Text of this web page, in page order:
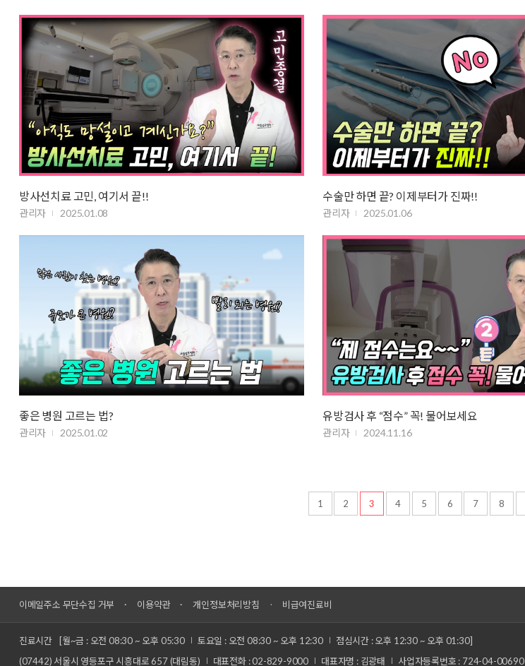
방사선치료 고민, 여기서 끝!!
관리자 2025.01.08
수술만 하면 끝? 이제부터가 진짜!!
관리자 2025.01.06
좋은 병원 고르는 법?
관리자 2025.01.02
유방검사 후 “점수” 꼭! 물어보세요
관리자 2024.11.16
1 2 3 4 5 6 7 8
이메일주소 무단수집 거부 이용약관 개인정보처리방침 비급여진료비
진료시간 [월~금 : 오전 08:30 ~ 오후 05:30 토요일 : 오전 08:30 ~ 오후 12:30
점심시간 : 오후 12:30 ~ 오후 01:30]
(07442) 서울시 영등포구 시흥대로 657 (대림동)
대표전화 : 02-829-9000 대표자명 : 김광태 사업자등록번호 : 724-04-00690